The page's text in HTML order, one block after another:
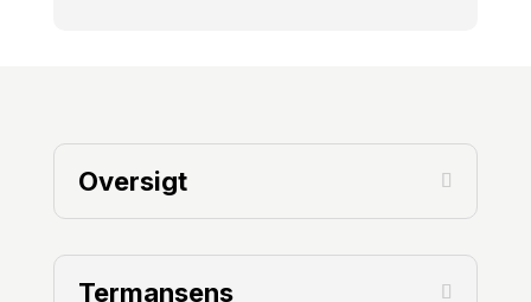
Oversigt
Termansens